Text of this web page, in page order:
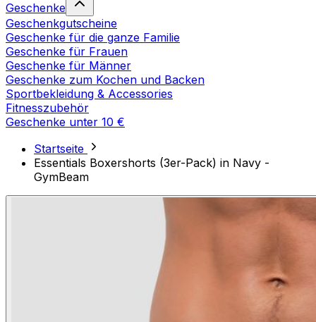
Geschenke
Geschenkgutscheine
Geschenke für die ganze Familie
Geschenke für Frauen
Geschenke für Männer
Geschenke zum Kochen und Backen
Sportbekleidung & Accessories
Fitnesszubehör
Geschenke unter 10 €
Startseite
Essentials Boxershorts (3er-Pack) in Navy -
GymBeam